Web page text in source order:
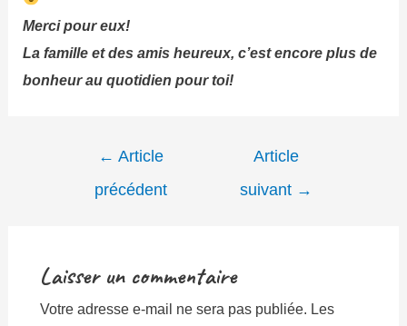
Merci pour eux!
La famille et des amis heureux, c’est encore plus de
bonheur au quotidien pour toi!
Navigation
← Article
précédent
Article
suivant →
Laisser un commentaire
Votre adresse e-mail ne sera pas publiée. Les